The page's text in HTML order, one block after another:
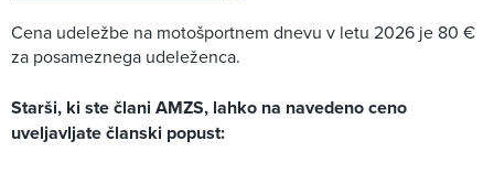
Cena udeležbe na motošportnem dnevu v letu 2026 je 80 €
za posameznega udeleženca.
Starši, ki ste člani AMZS, lahko na navedeno ceno
uveljavljate članski popust: